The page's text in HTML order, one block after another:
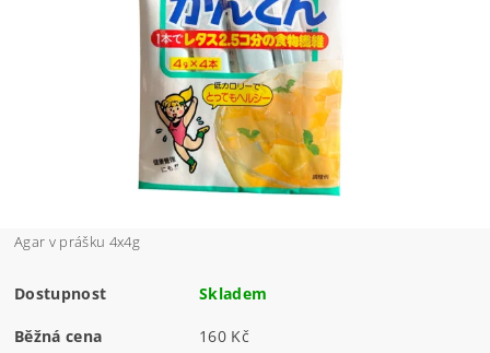
Agar v prášku 4x4g
Dostupnost Skladem
Běžná cena 160 Kč